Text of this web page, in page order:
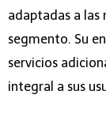
adaptadas a las
segmento. Su
servicios
integral a sus